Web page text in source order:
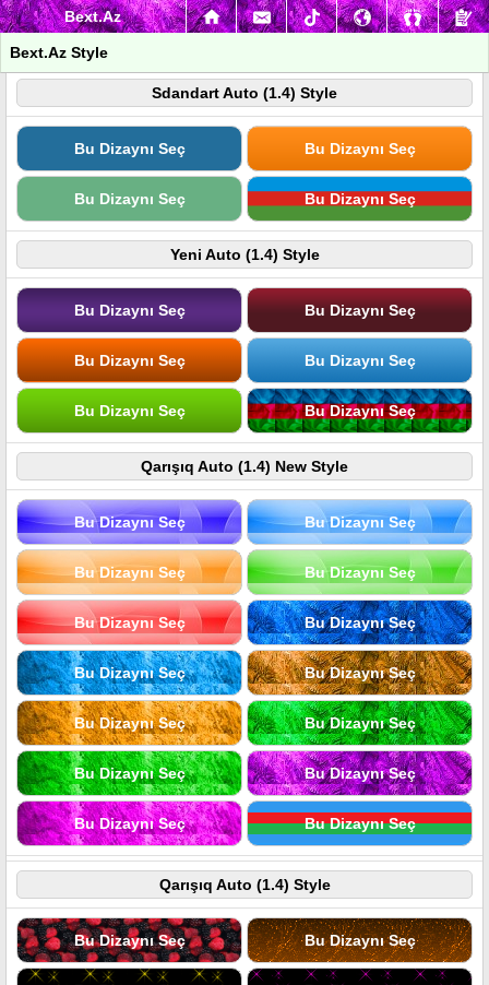
Bext.Az
Bext.Az Style
Sdandart Auto (1.4) Style
Bu Dizaynı Seç Bu Dizaynı Seç
Bu Dizaynı Seç Bu Dizaynı Seç
Yeni Auto (1.4) Style
Bu Dizaynı Seç Bu Dizaynı Seç
Bu Dizaynı Seç Bu Dizaynı Seç
Bu Dizaynı Seç Bu Dizaynı Seç
Qarışıq Auto (1.4) New Style
Bu Dizaynı Seç Bu Dizaynı Seç
Bu Dizaynı Seç Bu Dizaynı Seç
Bu Dizaynı Seç Bu Dizaynı Seç
Bu Dizaynı Seç Bu Dizaynı Seç
Bu Dizaynı Seç Bu Dizaynı Seç
Bu Dizaynı Seç Bu Dizaynı Seç
Bu Dizaynı Seç Bu Dizaynı Seç
Qarışıq Auto (1.4) Style
Bu Dizaynı Seç Bu Dizaynı Seç